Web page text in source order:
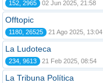
152, 2965 02 Jun 2025, 21:58
Offtopic
1180, 26525 21 Ago 2025, 13:04
La Ludoteca
234, 9613 21 Feb 2025, 08:54
La Tribuna Política